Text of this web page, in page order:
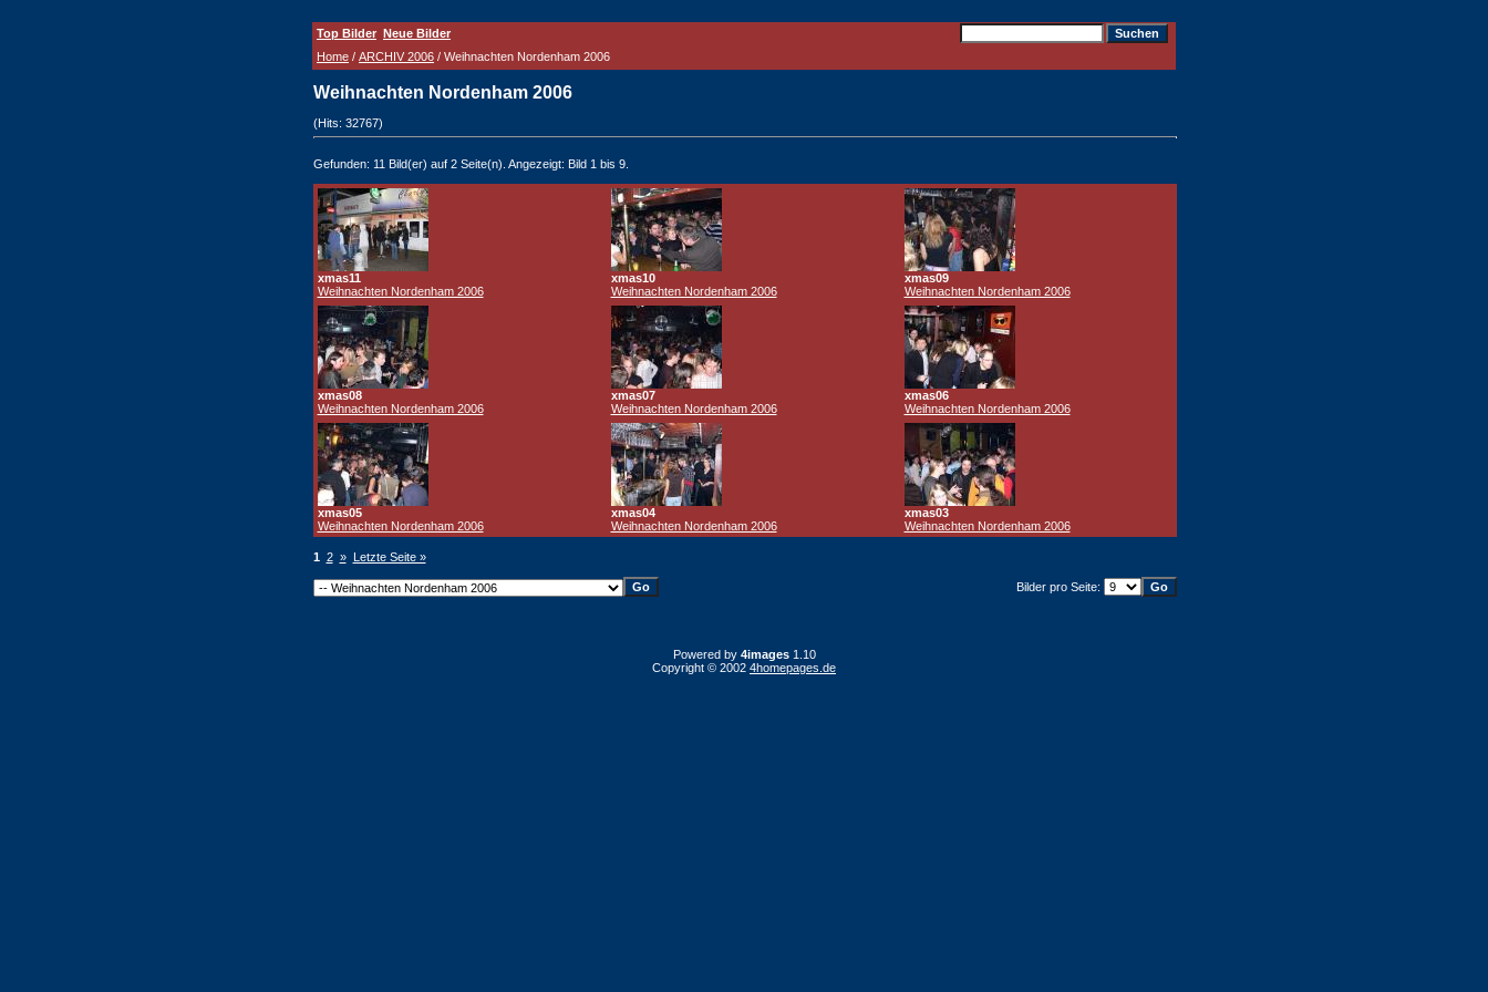
Top Bilder Neue Bilder
Home / ARCHIV 2006 / Weihnachten Nordenham 2006
Weihnachten Nordenham 2006
(Hits: 32767)
Gefunden: 11 Bild(er) auf 2 Seite(n). Angezeigt: Bild 1 bis 9.
xmas11
Weihnachten Nordenham 2006
xmas10
Weihnachten Nordenham 2006
xmas09
Weihnachten Nordenham 2006
xmas08
Weihnachten Nordenham 2006
xmas07
Weihnachten Nordenham 2006
xmas06
Weihnachten Nordenham 2006
xmas05
Weihnachten Nordenham 2006
xmas04
Weihnachten Nordenham 2006
xmas03
Weihnachten Nordenham 2006
1 2 » Letzte Seite »
Bilder pro Seite:
Powered by 4images1.10
Copyright © 2002 4homepages.de